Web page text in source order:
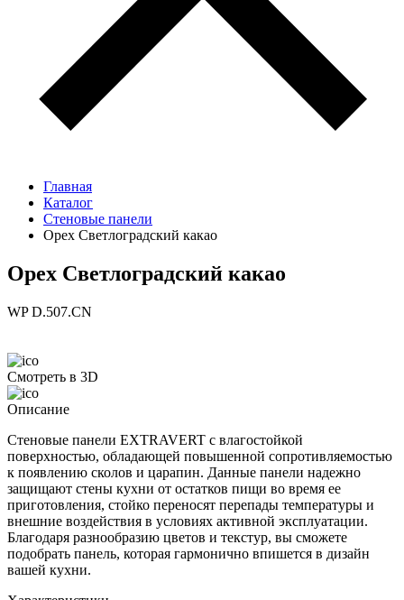
Главная
Каталог
Стеновые панели
Орех Светлоградский какао
Орех Светлоградский какао
WP D.507.CN
Смотреть в 3D
Описание
Стеновые панели EXTRAVERT с влагостойкой
поверхностью, обладающей повышенной сопротивляемостью
к появлению сколов и царапин. Данные панели надежно
защищают стены кухни от остатков пищи во время ее
приготовления, стойко переносят перепады температуры и
внешние воздействия в условиях активной эксплуатации.
Благодаря разнообразию цветов и текстур, вы сможете
подобрать панель, которая гармонично впишется в дизайн
вашей кухни.